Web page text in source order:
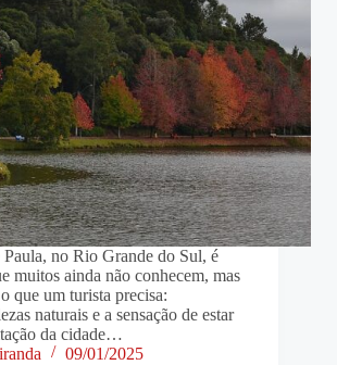
Paula, no Rio Grande do Sul, é
muitos ainda não conhecem, mas
que um turista precisa:
naturais e a sensação de estar
da cidade…
09/01/2025